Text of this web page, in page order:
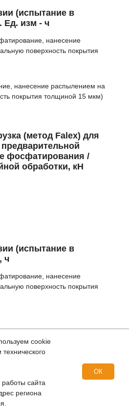
(испытание в
Ед. изм - ч
нанесение
поверхность покрытия
нанесение распылением на
покрытия толщиной 15 мкм)
(метод Falex) для
фосфатирования /
обработки, кH
(испытание в
ч
нанесение
поверхность покрытия
cookie
сайта
региона
ОК